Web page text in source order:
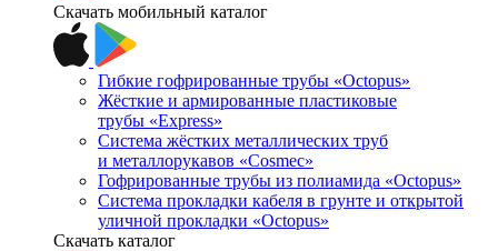
Скачать мобильный каталог
Гибкие гофрированные трубы «Octopus»
Жёсткие и армированные пластиковые
трубы «Express»
Система жёстких металлических труб
и металлорукавов «Cosmec»
Гофрированные трубы из полиамида «Octopus»
Система прокладки кабеля в грунте и открытой
уличной прокладки «Octopus»
Скачать каталог